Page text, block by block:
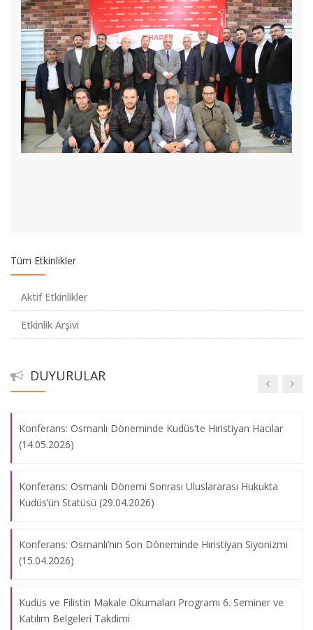
Tüm Etkinlikler
Aktif Etkinlikler
Etkinlik Arşivi
DUYURULAR
Filistin ve Kudüs Makale Okumaları Programı 3. Semineri
Konferans: Kenizé MOURAD, Toprağımızın Kokusu Adlı
Evanjelik Hıristiyanlar, Kutsal Toprak ve Kudüs (4 Mayıs 2024)
Konferans: Osmanlı Döneminde Kudüs'te Hıristiyan Hacılar
(14.05.2026)
Konferans: Osmanlı Dönemi Sonrası Uluslararası Hukukta
Kudüs’ün Statüsü (29.04.2026)
Konferans: Osmanlı’nın Son Döneminde Hıristiyan Siyonizmi
(15.04.2026)
Kudüs ve Filistin Makale Okumaları Programı 6. Seminer ve
Katılım Belgeleri Takdimi
'Evanjelikler, Kutsal Toprak ve Kudüs' Konferansından
07.08.2026
'Evangelik Hıristiyanlar ve Kudüs’e Dair İnançları'
Konferansından Fotoğraf Kareleri
'Kudüs'ün Kadim Tarihi: Dinler' Konferansından Fotoğraf
07.08.2026
'Hıristiyan Evanjelikler ve Kudüs' Konferansından Fotoğraf
Kareleri